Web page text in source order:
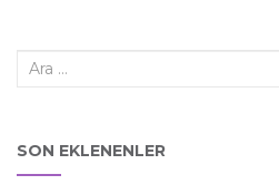
Search
SON EKLENENLER